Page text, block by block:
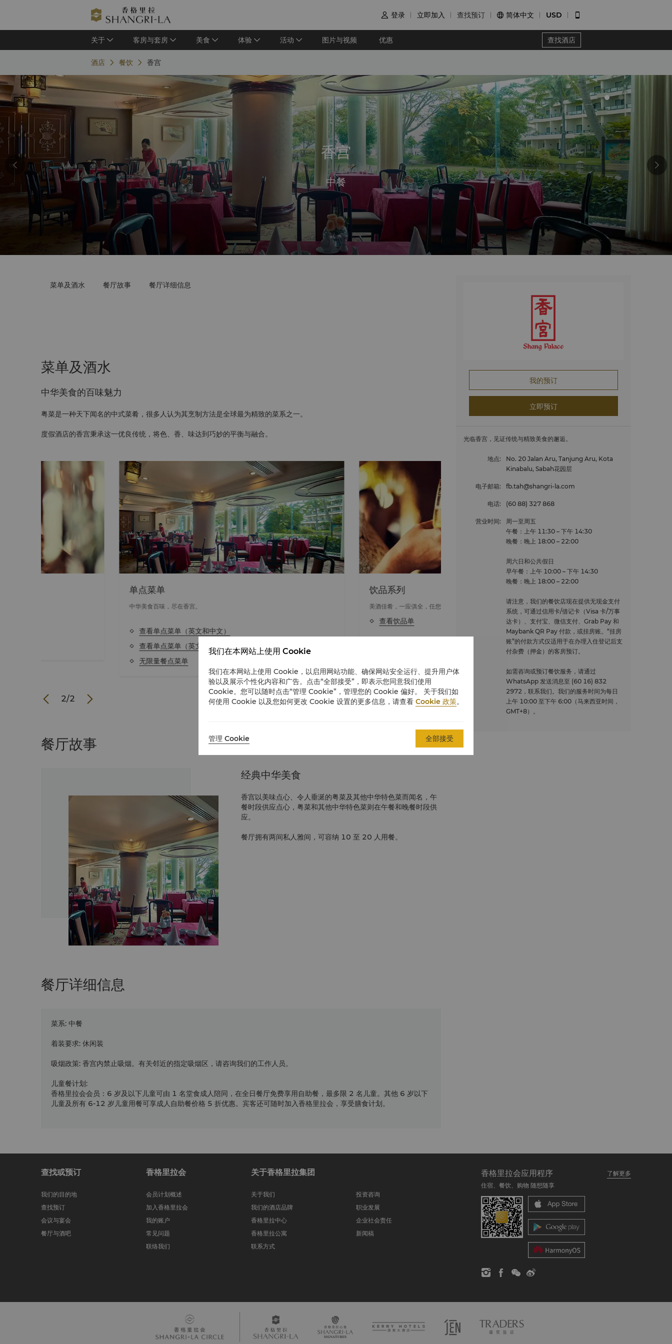
 登录 立即加入 查找预订  简体中文 USD 
关于 客房与套房 美食 体验 活动 图片与视频 优惠 查找酒店
酒店 餐饮 香宫
香宫
中餐
菜单及酒水 餐厅故事 餐厅详细信息
菜单及酒水
中华美食的百味魅力
粤菜是一种天下闻名的中式菜肴，很多人认为其烹制方法是全球最为精致的菜系之一。
度假酒店的香宫秉承这一优良传统，将色、香、味达到巧妙的平衡与融合。
查看单点菜单（英文和中文）
查看单点菜单（英文和韩文）
美酒佳肴，一应俱全，任您享用。 中华美食百味，尽在香宫。
查看单点菜单（英文和中文）
查看单点菜单（英文和韩文）
1/2
餐厅故事
经典中华美食
香宫以美味点心、令人垂涎的粤菜及其他中华特色菜而闻名，午
餐时段供应点心，粤菜和其他中华特色菜则在午餐和晚餐时段供
应。
餐厅拥有两间私人雅间，可容纳 10 至 20 人用餐。
餐厅详细信息
菜系: 中餐
着装要求: 休闲装
吸烟政策: 香宫内禁止吸烟。有关邻近的指定吸烟区，请咨询我们的工作人员。
儿童餐计划:
香格里拉会会员：6 岁及以下儿童可由 1 名堂食成人陪同，在全日餐厅免费享用自助餐，最多限 2 名儿童。其他 6 岁以下
儿童及所有 6-12 岁儿童用餐可享成人自助餐价格 5 折优惠。宾客还可随时加入香格里拉会，享受膳食计划。
我的预订
立即预订
光临香宫，见证传统与精致美食的邂逅。
地点:
No. 20 Jalan Aru, Tanjung Aru, Kota
Kinabalu, Sabah花园层
电子邮箱: fb.tah@shangri-la.com
电话: (60 88) 327 868
营业时间:
周一至周五
午餐：上午 11:30 – 下午 14:30
晚餐：晚上 18:00 – 22:00
周六日和公共假日
早午餐：上午 10:00 – 下午 14:30
晚餐：晚上 18:00 – 22:00
请注意，我们的餐饮店现在提供无现金支付
系统，可通过信用卡/借记卡（Visa 卡/万事
达卡）、支付宝、微信支付、Grab Pay 和
Maybank QR Pay 付款，或挂房账。“挂房
账”的付款方式仅适用于在办理入住登记后支
付杂费（押金）的客房预订。
如需咨询或预订餐饮服务，请通过
WhatsApp 发送消息至 (60 16) 832
2972，联系我们。我们的服务时间为每日
上午 10:00 至下午 6:00（马来西亚时间，
GMT+8）。
查找或预订
我们的目的地
查找预订
会议与宴会
餐厅与酒吧
香格里拉会
会员计划概述
加入香格里拉会
我的账户
常见问题
联络我们
关于香格里拉集团
关于我们
我们的酒店品牌
香格里拉中心
香格里拉公寓
联系方式
投资咨询
职业发展
企业社会责任
新闻稿
香格里拉会应用程序
了解更多
住宿、餐饮、购物 随想随享
我们在本网站上使用 Cookie
我们在本网站上使用 Cookie，以启用网站功能、确保网站安全运行、提升用户体
验以及展示个性化内容和广告。点击“全部接受”，即表示您同意我们使用
Cookie。您可以随时点击“管理 Cookie”，管理您的 Cookie 偏好。 关于我们如
何使用 Cookie 以及您如何更改 Cookie 设置的更多信息，请查看 Cookie 政策。
管理 Cookie 全部接受